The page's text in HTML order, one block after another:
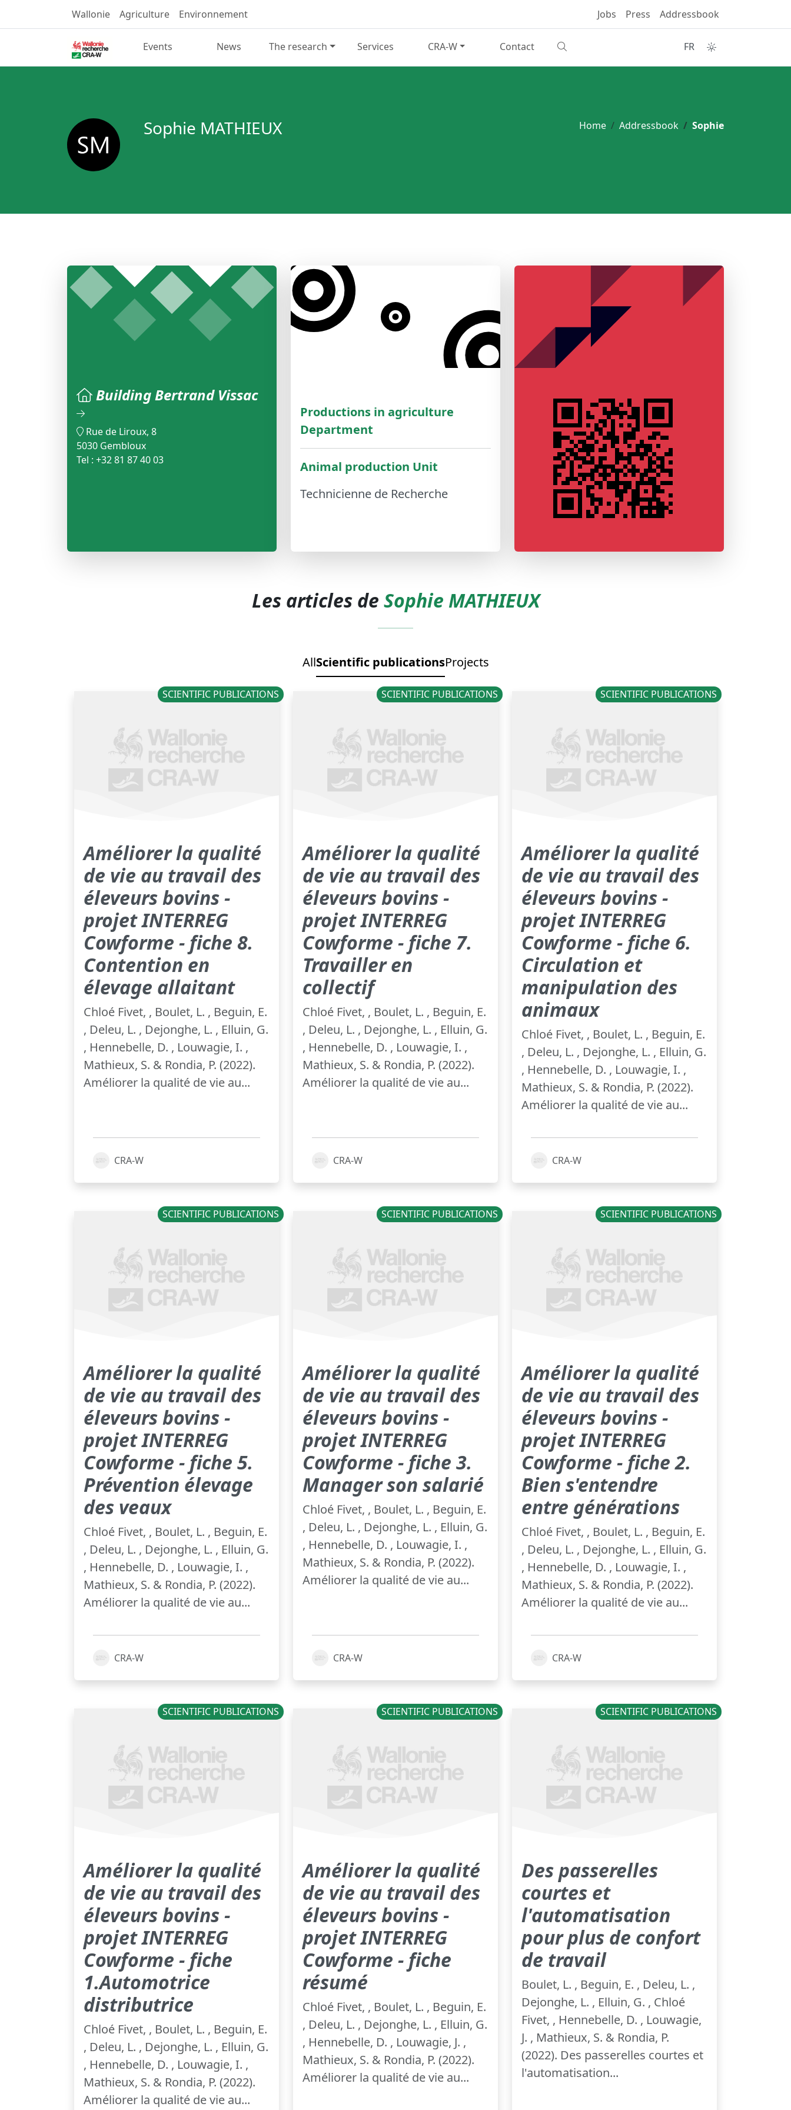
Wallonie Agriculture Environnement Jobs Press Addressbook
Events News The research Services CRA-W Contact FR
Home Addressbook Sophie
Sophie MATHIEUX
Building Bertrand Vissac
Rue de Liroux, 8
5030 Gembloux
Tel : +32 81 87 40 03
Productions in agriculture
Department
Animal production Unit
Technicienne de Recherche
Les articles de Sophie MATHIEUX
AllScientific publicationsProjects
SCIENTIFIC PUBLICATIONS
Améliorer la qualité
de vie au travail des
éleveurs bovins -
projet INTERREG
Cowforme - fiche 8.
Contention en
élevage allaitant
Chloé Fivet, , Boulet, L. , Beguin, E.
, Deleu, L. , Dejonghe, L. , Elluin, G.
, Hennebelle, D. , Louwagie, I. ,
Mathieux, S. & Rondia, P. (2022).
Améliorer la qualité de vie au...
CRA-W
SCIENTIFIC PUBLICATIONS
Améliorer la qualité
de vie au travail des
éleveurs bovins -
projet INTERREG
Cowforme - fiche 7.
Travailler en
collectif
Chloé Fivet, , Boulet, L. , Beguin, E.
, Deleu, L. , Dejonghe, L. , Elluin, G.
, Hennebelle, D. , Louwagie, I. ,
Mathieux, S. & Rondia, P. (2022).
Améliorer la qualité de vie au...
CRA-W
SCIENTIFIC PUBLICATIONS
Améliorer la qualité
de vie au travail des
éleveurs bovins -
projet INTERREG
Cowforme - fiche 6.
Circulation et
manipulation des
animaux
Chloé Fivet, , Boulet, L. , Beguin, E.
, Deleu, L. , Dejonghe, L. , Elluin, G.
, Hennebelle, D. , Louwagie, I. ,
Mathieux, S. & Rondia, P. (2022).
Améliorer la qualité de vie au...
CRA-W
SCIENTIFIC PUBLICATIONS
Améliorer la qualité
de vie au travail des
éleveurs bovins -
projet INTERREG
Cowforme - fiche 5.
Prévention élevage
des veaux
Chloé Fivet, , Boulet, L. , Beguin, E.
, Deleu, L. , Dejonghe, L. , Elluin, G.
, Hennebelle, D. , Louwagie, I. ,
Mathieux, S. & Rondia, P. (2022).
Améliorer la qualité de vie au...
CRA-W
SCIENTIFIC PUBLICATIONS
Améliorer la qualité
de vie au travail des
éleveurs bovins -
projet INTERREG
Cowforme - fiche 3.
Manager son salarié
Chloé Fivet, , Boulet, L. , Beguin, E.
, Deleu, L. , Dejonghe, L. , Elluin, G.
, Hennebelle, D. , Louwagie, I. ,
Mathieux, S. & Rondia, P. (2022).
Améliorer la qualité de vie au...
CRA-W
SCIENTIFIC PUBLICATIONS
Améliorer la qualité
de vie au travail des
éleveurs bovins -
projet INTERREG
Cowforme - fiche 2.
Bien s'entendre
entre générations
Chloé Fivet, , Boulet, L. , Beguin, E.
, Deleu, L. , Dejonghe, L. , Elluin, G.
, Hennebelle, D. , Louwagie, I. ,
Mathieux, S. & Rondia, P. (2022).
Améliorer la qualité de vie au...
CRA-W
SCIENTIFIC PUBLICATIONS
Améliorer la qualité
de vie au travail des
éleveurs bovins -
projet INTERREG
Cowforme - fiche
1.Automotrice
distributrice
Chloé Fivet, , Boulet, L. , Beguin, E.
, Deleu, L. , Dejonghe, L. , Elluin, G.
, Hennebelle, D. , Louwagie, I. ,
Mathieux, S. & Rondia, P. (2022).
Améliorer la qualité de vie au...
SCIENTIFIC PUBLICATIONS
Améliorer la qualité
de vie au travail des
éleveurs bovins -
projet INTERREG
Cowforme - fiche
résumé
Chloé Fivet, , Boulet, L. , Beguin, E.
, Deleu, L. , Dejonghe, L. , Elluin, G.
, Hennebelle, D. , Louwagie, J. ,
Mathieux, S. & Rondia, P. (2022).
Améliorer la qualité de vie au...
SCIENTIFIC PUBLICATIONS
Des passerelles
courtes et
l'automatisation
pour plus de confort
de travail
Boulet, L. , Beguin, E. , Deleu, L. ,
Dejonghe, L. , Elluin, G. , Chloé
Fivet, , Hennebelle, D. , Louwagie,
J. , Mathieux, S. & Rondia, P.
(2022). Des passerelles courtes et
l'automatisation...